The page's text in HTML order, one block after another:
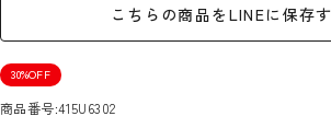
こちらの商品をLINEに保存
30%OFF
商品番号 415U6302